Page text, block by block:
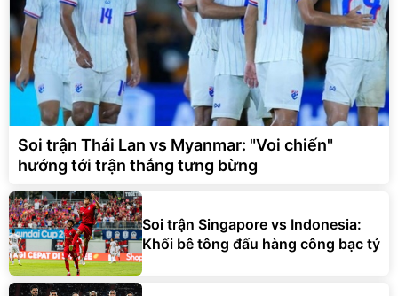
Soi trận Thái Lan vs Myanmar: "Voi chiến"
hướng tới trận thắng tưng bừng
Soi trận Singapore vs Indonesia:
Khối bê tông đấu hàng công bạc tỷ